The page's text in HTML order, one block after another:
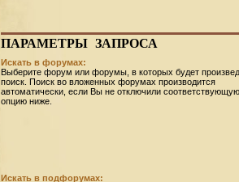
ПАРАМЕТРЫ ЗАПРОСА
Искать в форумах:
Выберите форум или форумы, в которых будет
поиск. Поиск во вложенных форумах производится
автоматически, если Вы не отключили соответствующую
опцию ниже.
Искать в подфорумах: